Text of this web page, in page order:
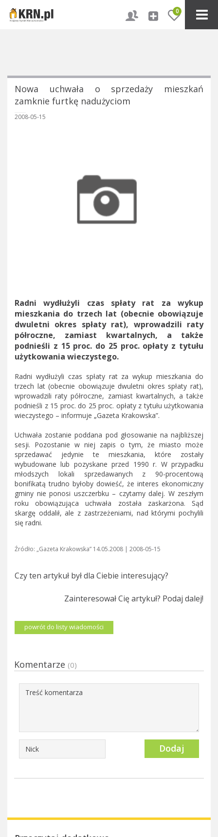
0
Nowa uchwała o sprzedaży mieszkań
zamknie furtkę nadużyciom
2008-05-15
Radni wydłużyli czas spłaty rat za wykup
mieszkania do trzech lat (obecnie obowiązuje
dwuletni okres spłaty rat), wprowadzili raty
półroczne, zamiast kwartalnych, a także
podnieśli z 15 proc. do 25 proc. opłaty z tytułu
użytkowania wieczystego.
Radni wydłużyli czas spłaty rat za wykup mieszkania do
trzech lat (obecnie obowiązuje dwuletni okres spłaty rat),
wprowadzili raty półroczne, zamiast kwartalnych, a także
podnieśli z 15 proc. do 25 proc. opłaty z tytułu użytkowania
wieczystego – informuje „Gazeta Krakowska”.
Uchwała zostanie poddana pod głosowanie na najbliższej
sesji. Pozostanie w niej zapis o tym, że miasto może
sprzedawać jedynie te mieszkania, które zostały
wybudowane lub pozyskane przed 1990 r. W przypadku
młodszych lokali sprzedawanych z 90-procentową
bonifikatą trudno byłoby dowieść, że interes ekonomiczny
gminy nie ponosi uszczerbku – czytamy dalej. W zeszłym
roku obowiązująca uchwała została zaskarżona. Sąd
skargę oddalił, ale z zastrzeżeniami, nad którymi pochylili
się radni.
Źródło: „Gazeta Krakowska” 14.05.2008 | 2008-05-15
Czy ten artykuł był dla Ciebie interesujący?
Zainteresował Cię artykuł? Podaj dalej!
powrót do listy wiadomości
Komentarze (0)
Dodaj